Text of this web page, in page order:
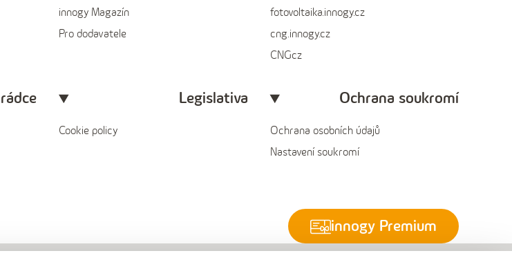
innogy Magazín
Pro dodavatele
fotovoltaika.innogy.cz
cng.innogy.cz
CNGcz
Legislativa
Cookie policy
Ochrana soukromí
Ochrana osobních údajů
Nastavení soukromí
innogy Premium